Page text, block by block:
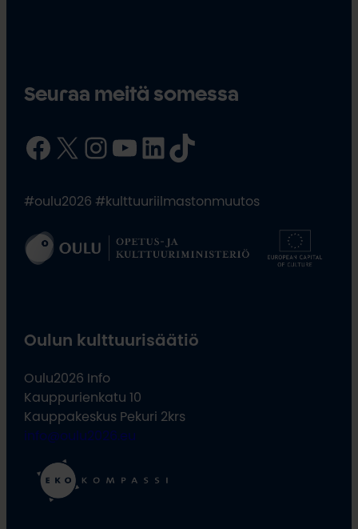
Seuraa meitä somessa
Facebook X InstagramYouTube LinkedIn TikTok
#oulu2026 #kulttuuriilmastonmuutos
Oulun kulttuurisäätiö
Oulu2026 Info
Kauppurienkatu 10
Kauppakeskus Pekuri 2krs
info@oulu2026.eu